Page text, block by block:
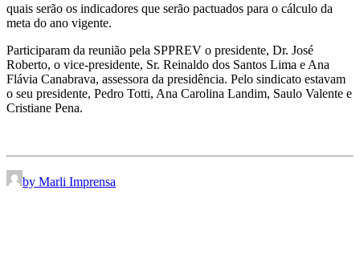
quais serão os indicadores que serão pactuados para o cálculo da
meta do ano vigente.
Participaram da reunião pela SPPREV o presidente, Dr. José
Roberto, o vice-presidente, Sr. Reinaldo dos Santos Lima e Ana
Flávia Canabrava, assessora da presidência. Pelo sindicato estavam
o seu presidente, Pedro Totti, Ana Carolina Landim, Saulo Valente e
Cristiane Pena.
by Marli Imprensa